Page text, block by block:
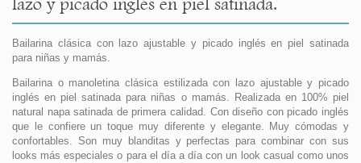
Bailarina clásica con lazo ajustable y picado inglés en piel satinada
para niñas y mamás.
Bailarina o manoletina clásica estilizada con lazo ajustable y picado
inglés en piel satinada para niñas o mamás. Realizada en 100% piel
natural napa satinada de primera calidad. Con diseño con picado inglés
que le confiere un toque muy diferente y elegante. Muy cómodas y
confortables. Son muy blanditas y perfectas para combinar con sus
looks más especiales o para el día a día con un look casual como unos